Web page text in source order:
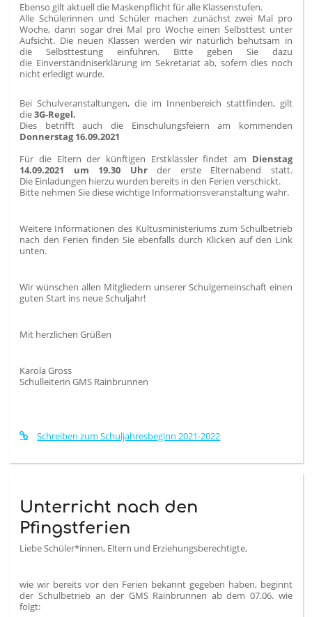
Ebenso gilt aktuell die Maskenpflicht für alle Klassenstufen.
Alle Schülerinnen und Schüler machen zunächst zwei Mal pro
Woche, dann sogar drei Mal pro Woche einen Selbsttest unter
Aufsicht. Die neuen Klassen werden wir natürlich behutsam in
die Selbsttestung einführen. Bitte geben Sie dazu
die Einverständniserklärung im Sekretariat ab, sofern dies noch
nicht erledigt wurde.
Bei Schulveranstaltungen, die im Innenbereich stattfinden, gilt
die3G-Regel.
Dies betrifft auch die Einschulungsfeiern am kommenden
Donnerstag 16.09.2021
Für die Eltern der künftigen Erstklässler findet am Dienstag
14.09.2021 um 19.30 Uhrder erste Elternabend statt.
Die Einladungen hierzu wurden bereits in den Ferien verschickt.
Bitte nehmen Sie diese wichtige Informationsveranstaltung wahr.
Weitere Informationen des Kultusministeriums zum Schulbetrieb
nach den Ferien finden Sie ebenfalls durch Klicken auf den Link
unten.
Wir wünschen allen Mitgliedern unserer Schulgemeinschaft einen
guten Start ins neue Schuljahr!
Mit herzlichen Grüßen
Karola Gross
Schulleiterin GMS Rainbrunnen
Schreiben zum Schuljahresbeginn 2021-2022
Unterricht nach den
Pfingstferien
Liebe Schüler*innen, Eltern und Erziehungsberechtigte,
wie wir bereits vor den Ferien bekannt gegeben haben, beginnt
der Schulbetrieb an der GMS Rainbrunnen ab dem 07.06. wie
folgt: